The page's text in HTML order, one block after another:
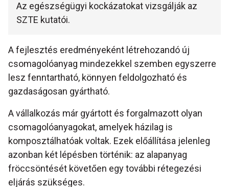
Az egészségügyi kockázatokat vizsgálják az
SZTE kutatói.
A fejlesztés eredményeként létrehozandó új
csomagolóanyag mindezekkel szemben egyszerre
lesz fenntartható, könnyen feldolgozható és
gazdaságosan gyártható.
A vállalkozás már gyártott és forgalmazott olyan
csomagolóanyagokat, amelyek házilag is
komposztálhatóak voltak. Ezek előállítása jelenleg
azonban két lépésben történik: az alapanyag
fröccsöntését követően egy további rétegezési
eljárás szükséges.